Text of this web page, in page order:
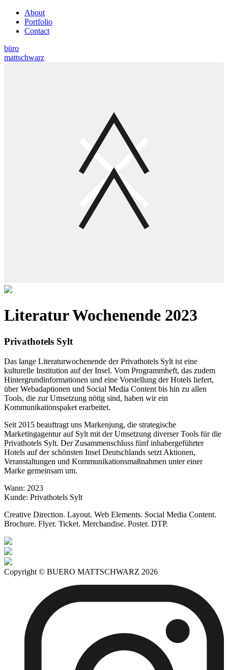
About
Portfolio
Contact
büro
mattschwarz
Literatur Wochenende 2023
Privathotels Sylt
Das lange Literaturwochenende der Privathotels Sylt ist eine
kulturelle Institution auf der Insel. Vom Programmheft, das zudem
Hintergrundinformationen und eine Vorstellung der Hotels liefert,
über Webadaptionen und Social Media Content bis hin zu allen
Tools, die zur Umsetzung nötig sind, haben wir ein
Kommunikationspaket erarbeitet.
Seit 2015 beauftragt uns Markenjung, die strategische
Marketingagentur auf Sylt mit der Umsetzung diverser Tools für die
Privathotels Sylt. Der Zusammenschluss fünf inhabergeführter
Hotels auf der schönsten Insel Deutschlands setzt Aktionen,
Veranstaltungen und Kommunikationsmaßnahmen unter einer
Marke gemeinsam um.
Wann: 2023
Kunde: Privathotels Sylt
Creative Direction. Layout. Web Elements. Social Media Content.
Brochure. Flyer. Ticket. Merchandise. Poster. DTP.
Copyright © BUERO MATTSCHWARZ 2026